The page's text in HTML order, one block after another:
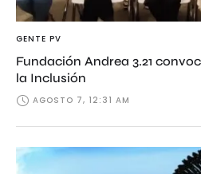
GENTE PV
Fundación Andrea 3.21
la Inclusión
AGOSTO 7, 12:31 AM